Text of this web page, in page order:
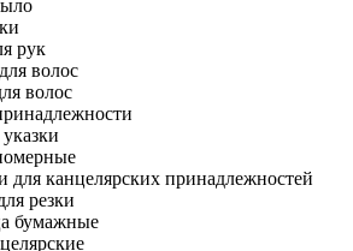
рук
волос
волос
для канцелярских принадлежностей
резки
бумажные